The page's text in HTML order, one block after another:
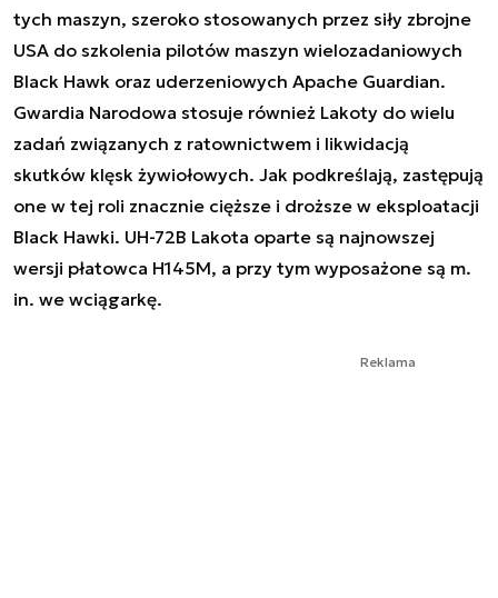
tych maszyn, szeroko stosowanych przez siły zbrojne
USA do szkolenia pilotów maszyn wielozadaniowych
Black Hawk oraz uderzeniowych Apache Guardian.
Gwardia Narodowa stosuje również Lakoty do wielu
zadań związanych z ratownictwem i likwidacją
skutków klęsk żywiołowych. Jak podkreślają, zastępują
one w tej roli znacznie cięższe i droższe w eksploatacji
Black Hawki. UH-72B Lakota oparte są najnowszej
wersji płatowca H145M, a przy tym wyposażone są m.
in. we wciągarkę.
Reklama